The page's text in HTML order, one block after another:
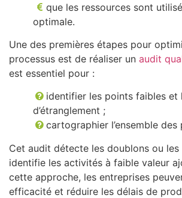
que les ressources sont
optimale.
Une des premières étapes pour
processus est de réaliser un audit
est essentiel pour :
identifier les points faibles et
d’étranglement ;
cartographier l’ensemble des
Cet audit détecte les doublons ou
identifie les activités à faible valeur
cette approche, les entreprises
efficacité et réduire les délais de